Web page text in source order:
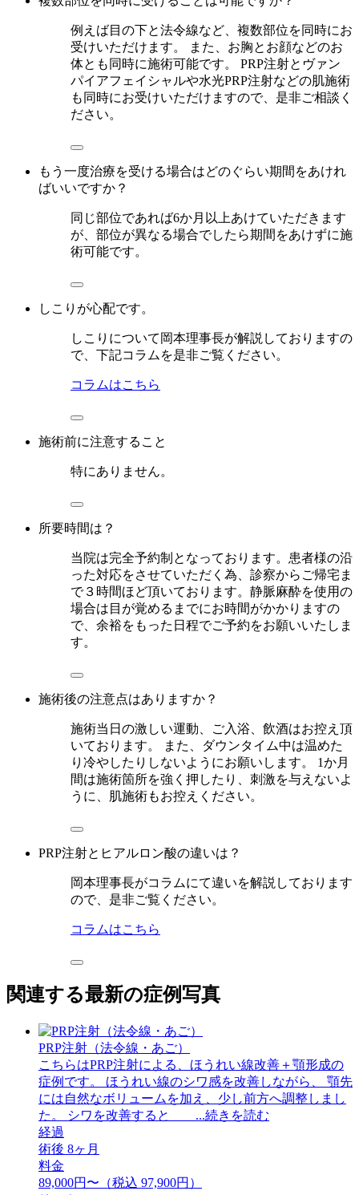
例えば目の下と法令線など、複数部位を同時にお
受けいただけます。 また、お胸とお顔などのお
体とも同時に施術可能です。 PRP注射とヴァン
パイアフェイシャルや水光PRP注射などの肌施術
も同時にお受けいただけますので、是非ご相談く
ださい。
もう一度治療を受ける場合はどのぐらい期間をあけれ
ばいいですか？
同じ部位であれば6か月以上あけていただきます
が、部位が異なる場合でしたら期間をあけずに施
術可能です。
しこりが心配です。
しこりについて岡本理事長が解説しておりますの
で、下記コラムを是非ご覧ください。
コラムはこちら
施術前に注意すること
特にありません。
所要時間は？
当院は完全予約制となっております。患者様の沿
った対応をさせていただく為、診察からご帰宅ま
で３時間ほど頂いております。静脈麻酔を使用の
場合は目が覚めるまでにお時間がかかりますの
で、余裕をもった日程でご予約をお願いいたしま
す。
施術後の注意点はありますか？
施術当日の激しい運動、ご入浴、飲酒はお控え頂
いております。 また、ダウンタイム中は温めた
り冷やしたりしないようにお願いします。 1か月
間は施術箇所を強く押したり、刺激を与えないよ
うに、肌施術もお控えください。
PRP注射とヒアルロン酸の違いは？
岡本理事長がコラムにて違いを解説しております
ので、是非ご覧ください。
コラムはこちら
関連する最新の症例写真
PRP注射（法令線・あご）
こちらはPRP注射による、ほうれい線改善＋顎形成の
症例です。 ほうれい線のシワ感を改善しながら、 顎先
には自然なボリュームを加え、少し前方へ調整しまし
た。 シワを改善すると ...続きを読む
経過
術後 8ヶ月
料金
89,000円〜（税込 97,900円）